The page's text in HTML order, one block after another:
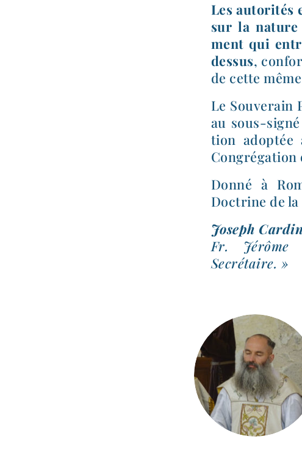
Les auto­ri­tés
sur la
ment qui
dessus,
de cette
Le Souverain
au sous-​
tion adop­tée
Congrégation
Donné à
Doctrine de la
Joseph
Fr. Jérôme
Secrétaire. »